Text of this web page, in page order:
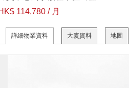
114,780 / 月
詳細物業資料 大廈資料 地圖